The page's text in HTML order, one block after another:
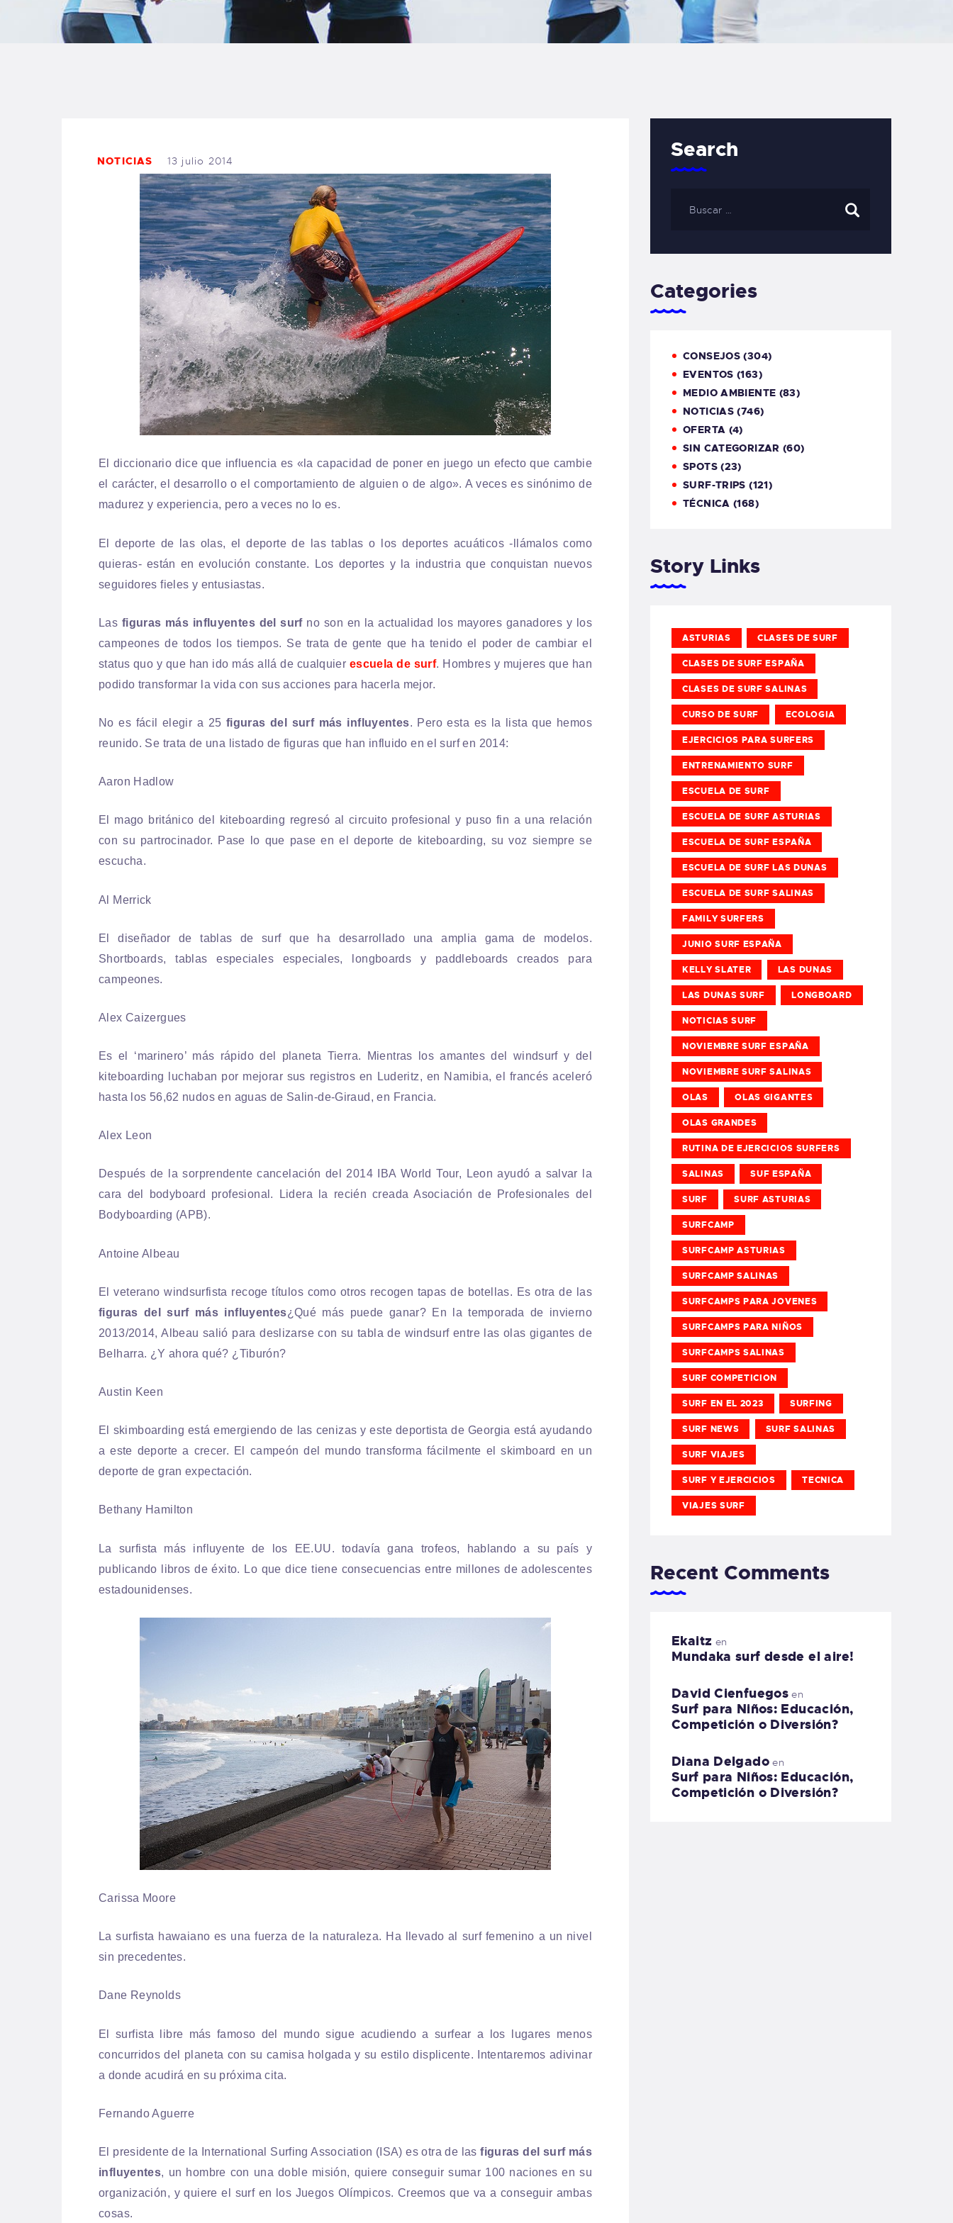
BLOG
TIENDA FAMILY
SURFERS
WEBCAM SALINAS
PEDIDOS
NOTICIAS 13 julio 2014
El diccionario dice que influencia es «la capacidad de poner en juego un efecto que cambie
el carácter, el desarrollo o el comportamiento de alguien o de algo». A veces es sinónimo de
madurez y experiencia, pero a veces no lo es.
El deporte de las olas, el deporte de las tablas o los deportes acuáticos -llámalos como
quieras- están en evolución constante. Los deportes y la industria que conquistan nuevos
seguidores fieles y entusiastas.
Las figuras más influyentes del surfno son en la actualidad los mayores ganadores y los
campeones de todos los tiempos. Se trata de gente que ha tenido el poder de cambiar el
status quo y que han ido más allá de cualquier escuela de surf. Hombres y mujeres que han
podido transformar la vida con sus acciones para hacerla mejor.
No es fácil elegir a 25 figuras del surf más influyentes. Pero esta es la lista que hemos
reunido. Se trata de una listado de figuras que han influido en el surf en 2014:
Aaron Hadlow
El mago británico del kiteboarding regresó al circuito profesional y puso fin a una relación
con su partrocinador. Pase lo que pase en el deporte de kiteboarding, su voz siempre se
escucha.
Al Merrick
El diseñador de tablas de surf que ha desarrollado una amplia gama de modelos.
Shortboards, tablas especiales especiales, longboards y paddleboards creados para
campeones.
Alex Caizergues
Es el ‘marinero’ más rápido del planeta Tierra. Mientras los amantes del windsurf y del
kiteboarding luchaban por mejorar sus registros en Luderitz, en Namibia, el francés aceleró
hasta los 56,62 nudos en aguas de Salin-de-Giraud, en Francia.
Alex Leon
Después de la sorprendente cancelación del 2014 IBA World Tour, Leon ayudó a salvar la
cara del bodyboard profesional. Lidera la recién creada Asociación de Profesionales del
Bodyboarding (APB).
Antoine Albeau
El veterano windsurfista recoge títulos como otros recogen tapas de botellas. Es otra de las
figuras del surf más influyentes¿Qué más puede ganar? En la temporada de invierno
2013/2014, Albeau salió para deslizarse con su tabla de windsurf entre las olas gigantes de
Belharra. ¿Y ahora qué? ¿Tiburón?
Austin Keen
El skimboarding está emergiendo de las cenizas y este deportista de Georgia está ayudando
a este deporte a crecer. El campeón del mundo transforma fácilmente el skimboard en un
deporte de gran expectación.
Bethany Hamilton
La surfista más influyente de los EE.UU. todavía gana trofeos, hablando a su país y
publicando libros de éxito. Lo que dice tiene consecuencias entre millones de adolescentes
estadounidenses.
Carissa Moore
La surfista hawaiano es una fuerza de la naturaleza. Ha llevado al surf femenino a un nivel
sin precedentes.
Dane Reynolds
El surfista libre más famoso del mundo sigue acudiendo a surfear a los lugares menos
concurridos del planeta con su camisa holgada y su estilo displicente. Intentaremos adivinar
a donde acudirá en su próxima cita.
Fernando Aguerre
El presidente de la International Surfing Association (ISA) es otra de lasfiguras del surf más
influyentes, un hombre con una doble misión, quiere conseguir sumar 100 naciones en su
organización, y quiere el surf en los Juegos Olímpicos. Creemos que va a conseguir ambas
cosas.
Search
Categories
CONSEJOS (304)
EVENTOS (163)
MEDIO AMBIENTE (83)
NOTICIAS (746)
OFERTA (4)
SIN CATEGORIZAR (60)
SPOTS(23)
SURF-TRIPS (121)
TÉCNICA (168)
Story Links
ASTURIAS CLASES DE SURF
CLASES DE SURF ESPAÑA
CLASES DE SURF SALINAS
CURSO DE SURF ECOLOGIA
EJERCICIOS PARA SURFERS
ENTRENAMIENTO SURF
ESCUELA DE SURF
ESCUELA DE SURF ASTURIAS
ESCUELA DE SURF ESPAÑA
ESCUELA DE SURF LAS DUNAS
ESCUELA DE SURF SALINAS
FAMILY SURFERS
JUNIO SURF ESPAÑA
KELLY SLATER LAS DUNAS
LAS DUNAS SURF LONGBOARD
NOTICIAS SURF
NOVIEMBRE SURF ESPAÑA
NOVIEMBRE SURF SALINAS
OLAS OLAS GIGANTES
OLAS GRANDES
RUTINA DE EJERCICIOS SURFERS
SALINAS SUF ESPAÑA
SURF SURF ASTURIAS
SURFCAMP
SURFCAMP ASTURIAS
SURFCAMP SALINAS
SURFCAMPS PARA JOVENES
SURFCAMPS PARA NIÑOS
SURFCAMPS SALINAS
SURF COMPETICION
SURF EN EL 2023 SURFING
SURF NEWS SURF SALINAS
SURF VIAJES
SURF Y EJERCICIOS TECNICA
VIAJES SURF
Recent Comments
Ekaitz en
Mundaka surf desde el aire!
David Cienfuegos en
Surf para Niños: Educación,
Competición o Diversión?
Diana Delgadoen
Surf para Niños: Educación,
Competición o Diversión?